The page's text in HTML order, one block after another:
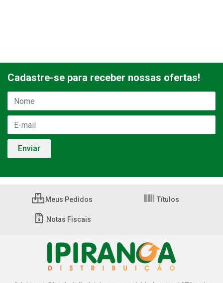
Cadastre-se para receber nossas ofertas!
Meus Pedidos Títulos
Notas Fiscais